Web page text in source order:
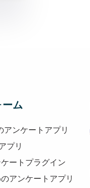
ーム
ンケートアプリ
プリ
ートプラグイン
アンケートアプリ